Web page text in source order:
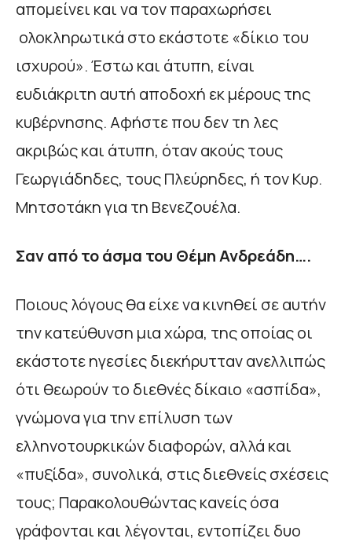
απομείνει και να τον παραχωρήσει
ολοκληρωτικά στο εκάστοτε «δίκιο του
ισχυρού». Έστω και άτυπη, είναι
ευδιάκριτη αυτή αποδοχή εκ μέρους της
κυβέρνησης. Αφήστε που δεν τη λες
ακριβώς και άτυπη, όταν ακούς τους
Γεωργιάδηδες, τους Πλεύρηδες, ή τον Κυρ.
Μητσοτάκη για τη Βενεζουέλα.
Σαν από το άσμα του Θέμη Ανδρεάδη….
Ποιους λόγους θα είχε να κινηθεί σε αυτήν
την κατεύθυνση μια χώρα, της οποίας οι
εκάστοτε ηγεσίες διεκήρυτταν ανελλιπώς
ότι θεωρούν το διεθνές δίκαιο «ασπίδα»,
γνώμονα για την επίλυση των
ελληνοτουρκικών διαφορών, αλλά και
«πυξίδα», συνολικά, στις διεθνείς σχέσεις
τους; Παρακολουθώντας κανείς όσα
γράφονται και λέγονται, εντοπίζει δυο